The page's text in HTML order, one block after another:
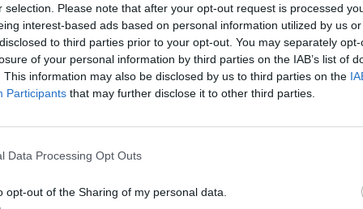
selection. Please note that after your opt-out request is processed
interest-based ads based on personal information utilized by us
to third parties prior to your opt-out. You may separately
of your personal information by third parties on the IAB’s list of
This information may also be disclosed by us to third parties on the
Participants that may further disclose it to other third parties.
Data Processing Opt Outs
opt-out of the Sharing of my personal data.
se bopostavil na stranRusije?«
njeno odbito razlogovanje pomeni?
da se postavijo na politično, ne pravno
tisto, česar si noben uradnik EU ni upal
EU
od elite EU, ki jo predstavlja Kallasova,
Kajti če se od sodišč pričakuje, da se postavijo